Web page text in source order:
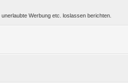
Werbung etc. loslassen berichten.